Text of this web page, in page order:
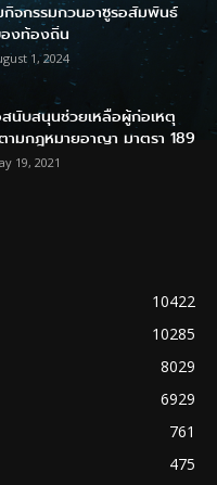
จกรรมกวนอาซูรอสัมพันธ์
งท้องถิ่น
1, 2024
นับสนุนช่วยเหลือผู้ก่อเหตุ
มกฎหมายอาญา มาตรา 189
19, 2021
10422
10285
8029
6929
761
475